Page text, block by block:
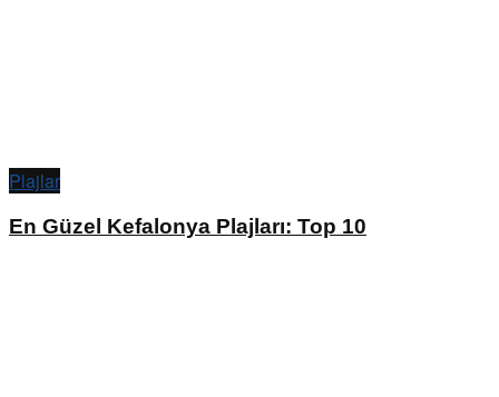
Plajlar
En Güzel Kefalonya Plajları: Top 10